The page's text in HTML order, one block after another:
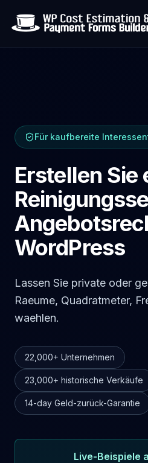
Ressourcen
🇩🇪
Für kaufbereite
Erstellen Sie
WordPress
Lassen Sie private oder
Raeume, Quadratmeter,
waehlen.
22,000+ Unternehmen
23,000+ historische Verkäufe
14-day Geld-zurück-Garantie
Live-Beispiele